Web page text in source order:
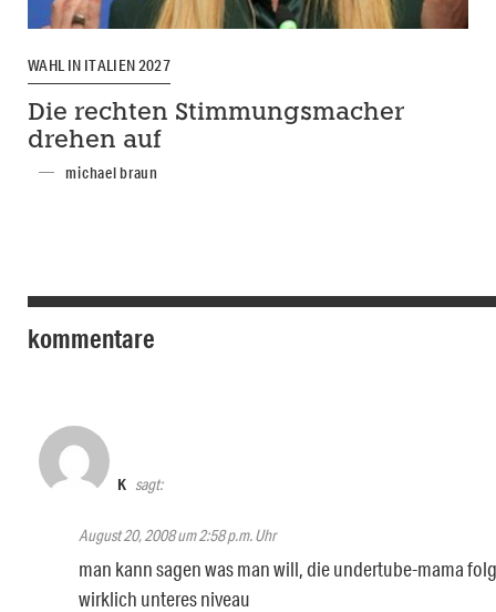
WAHL IN ITALIEN 2027
Die rechten Stimmungsmacher
drehen auf
michael braun
kommentare
K sagt:
August 20, 2008 um 2:58 p.m. Uhr
man kann sagen was man will, die undertube-mama
wirklich unteres niveau